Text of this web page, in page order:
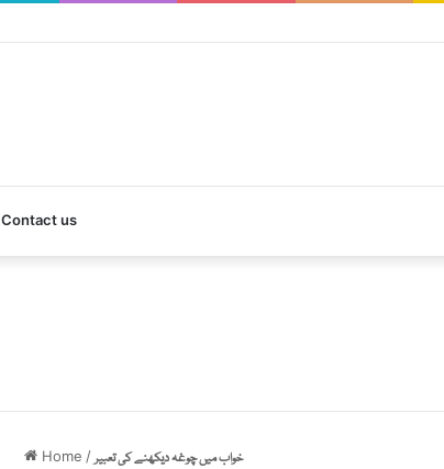
Contact us
Home /خواب میں چوغہ دیکھنے کی تعبیر